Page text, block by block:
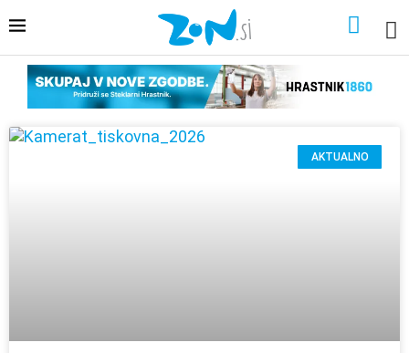
AKTUALNO